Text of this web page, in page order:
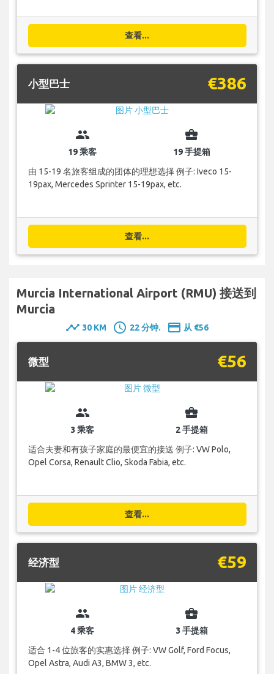
查看...
小型巴士 €386
group
19 乘客
business_center
19 手提箱
由 15-19 名旅客组成的团体的理想选择 例子: Iveco 15-
19pax, Mercedes Sprinter 15-19pax, etc.
查看...
Murcia International Airport (RMU) 接送到
Murcia
timeline 30 KM schedule 22 分钟. payment 从 €56
微型 €56
group
3 乘客
business_center
2 手提箱
适合夫妻和有孩子家庭的最便宜的接送 例子: VW Polo,
Opel Corsa, Renault Clio, Skoda Fabia, etc.
查看...
经济型 €59
group
4 乘客
business_center
3 手提箱
适合 1-4 位旅客的实惠选择 例子: VW Golf, Ford Focus,
Opel Astra, Audi A3, BMW 3, etc.